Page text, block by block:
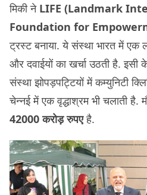
मिकी ने LIFE (Landmark
Foundation for
ट्रस्ट बनाया. ये संस्था भारत में एक
और दवाईयों का खर्चा उठती है.
संस्था झोपड़पट्टियों में कम्युनिटी
चेन्नई में एक वृद्धाश्रम भी चलाती है.
42000 करोड़ रुपएहै.